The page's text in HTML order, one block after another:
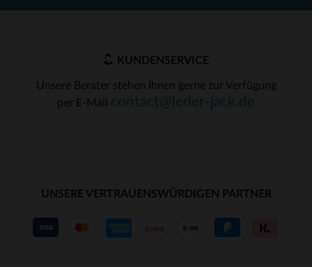
KUNDENSERVICE
Unsere Berater stehen Ihnen gerne zur Verfügung
per E-Mail
UNSERE VERTRAUENSWÜRDIGEN PARTNER